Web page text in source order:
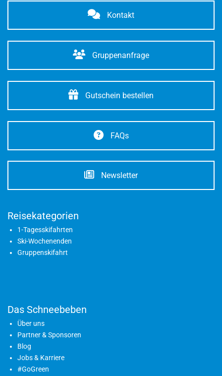
Kontakt
Gruppenanfrage
Gutschein bestellen
FAQs
Newsletter
Reisekategorien
1-Tagesskifahrten
Ski-Wochenenden
Gruppenskifahrt
Das Schneebeben
Über uns
Partner & Sponsoren
Blog
Jobs & Karriere
#GoGreen